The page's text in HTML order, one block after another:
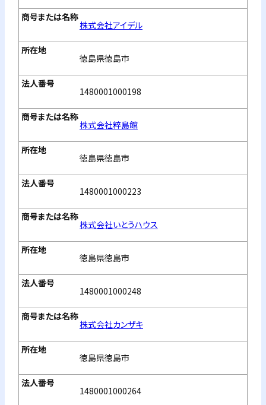
株式会社アイデル
徳島県徳島市
1480001000198
株式会社粹島館
徳島県徳島市
1480001000223
株式会社いとうハウス
徳島県徳島市
1480001000248
株式会社カンザキ
徳島県徳島市
1480001000264